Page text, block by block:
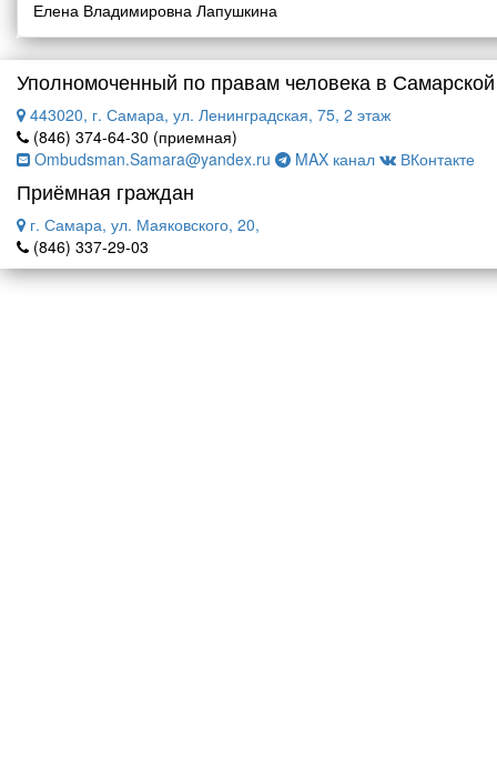
Елена Владимировна Лапушкина
Уполномоченный по правам человека в
443020, г. Самара, ул. Ленинградская, 75, 2 этаж
(846) 374-64-30 (приемная)
Ombudsman.Samara@yandex.ru
MAX канал ВКонтакте
Приёмная граждан
г. Самара, ул. Маяковского, 20,
(846) 337-29-03